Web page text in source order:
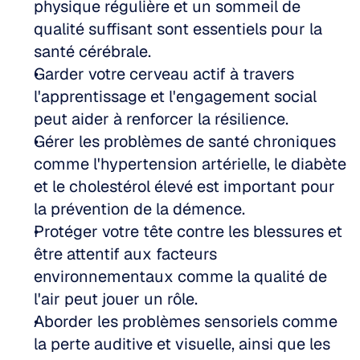
physique régulière et un sommeil de
qualité suffisant sont essentiels pour la
santé cérébrale.
Garder votre cerveau actif à travers
l'apprentissage et l'engagement social
peut aider à renforcer la résilience.
Gérer les problèmes de santé chroniques
comme l'hypertension artérielle, le diabète
et le cholestérol élevé est important pour
la prévention de la démence.
Protéger votre tête contre les blessures et
être attentif aux facteurs
environnementaux comme la qualité de
l'air peut jouer un rôle.
Aborder les problèmes sensoriels comme
la perte auditive et visuelle, ainsi que les